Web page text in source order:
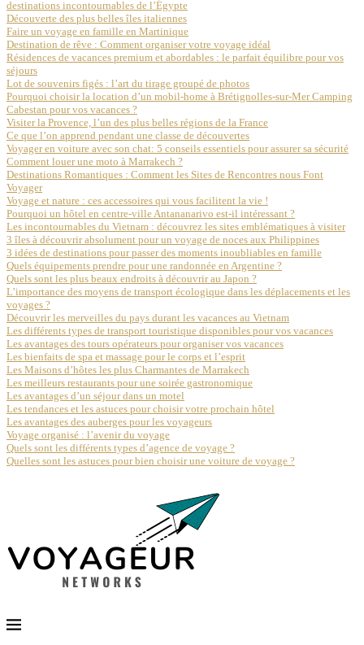
destinations incontournables de l’Égypte
Découverte des plus belles îles italiennes
Faire un voyage en famille en Martinique
Destination de rêve : Comment organiser votre voyage idéal
Résidences de vacances premium et abordables : le parfait équilibre pour vos
séjours
Lot de souvenirs figés : l’art du tirage groupé de photos
Pourquoi choisir la location d’un mobil-home à Brétignolles-sur-Mer Camping
Cabestan pour vos vacances ?
Visiter la Provence, l’un des plus belles régions de la France
Ce que l’on apprend pendant une classe de découvertes
Voyager en voiture avec son chat: 5 conseils essentiels pour assurer sa sécurité
Comment louer une moto à Marrakech ?
Destinations Romantiques : Comment les Sites de Rencontres nous Font
Voyager
Voyage et nature : ces accessoires qui vous facilitent la vie !
Pourquoi un hôtel en centre-ville Antananarivo est-il intéressant ?
Les incontournables du Vietnam : découvrez les sites emblématiques à visiter
3 îles à découvrir absolument pour un voyage de noces aux Philippines
3 idées de destinations pour passer des moments inoubliables en famille
Quels équipements prendre pour une randonnée en Argentine ?
Quels sont les plus beaux endroits à découvrir au Japon ?
L’importance des moyens de transport écologique dans les déplacements et les
voyages ?
Découvrir les merveilles du pays durant les vacances au Vietnam
Les différents types de transport touristique disponibles pour vos vacances
Les avantages des tours opérateurs pour organiser vos vacances
Les bienfaits de spa et massage pour le corps et l’esprit
Les Maisons d’hôtes les plus Charmantes de Marrakech
Les meilleurs restaurants pour une soirée gastronomique
Les avantages d’un séjour dans un motel
Les tendances et les astuces pour choisir votre prochain hôtel
Les avantages des auberges pour les voyageurs
Voyage organisé : l’avenir du voyage
Quels sont les différents types d’agence de voyage ?
Quelles sont les astuces pour bien choisir une voiture de voyage ?